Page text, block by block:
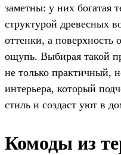
заметны: у них богатая
структурой древесных
оттенки, а поверхность
ощупь. Выбирая такой
не только практичный,
интерьера, который
стиль и создаст уют в
Комоды из